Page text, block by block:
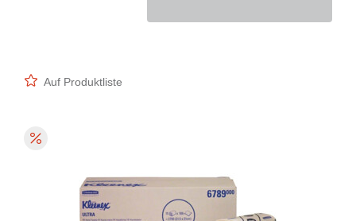
Auf Produktliste